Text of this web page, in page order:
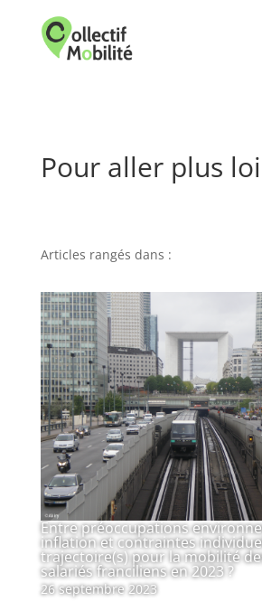
Pour aller plus
Articles rangés dans :
Entre préoccupations
inflation et contraintes
trajectoire(s) pour la mobilité
salariés franciliens en 2023 ?
26 septembre 2023